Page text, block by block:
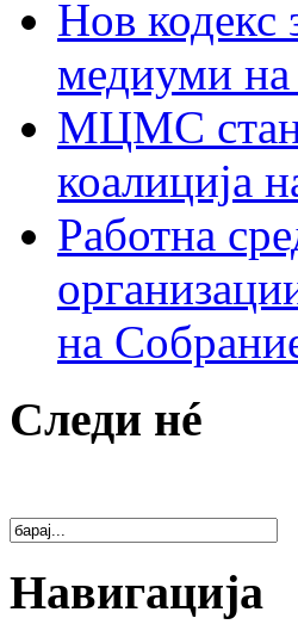
Нов кодекс
медиуми на
МЦМС
коалиција
Работна
на
Следи нé
Навигација